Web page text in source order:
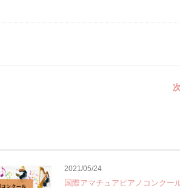
2021/05/24
国際アマチュアピアノコンクー